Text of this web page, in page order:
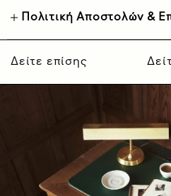
Πολιτική Αποστολών &
Δείτε επίσης